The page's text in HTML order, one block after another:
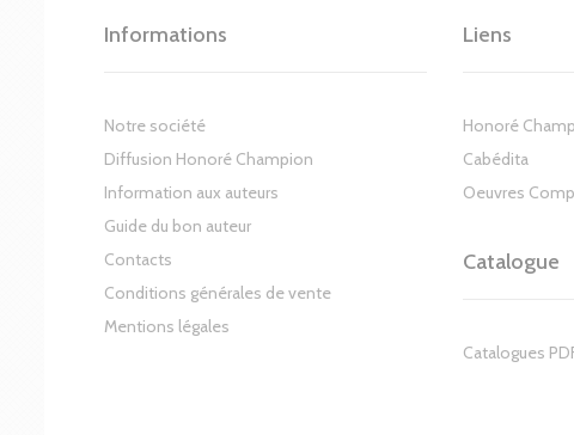
Informations
Notre société
Diffusion Honoré Champion
Information aux auteurs
Guide du bon auteur
Contacts
Conditions générales de vente
Mentions légales
Liens
Honoré
Cabédita
Oeuvres
Catalogue
Catalogues